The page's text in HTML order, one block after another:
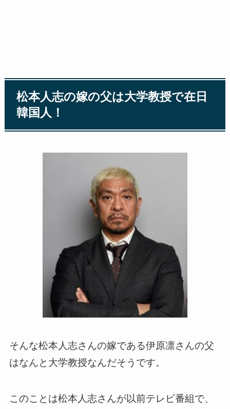
松本人志の嫁の父は大学教授で在日
韓国人！
そんな松本人志さんの嫁である伊原凛さんの父
はなんと大学教授なんだそうです。
このことは松本人志さんが以前テレビ番組で、